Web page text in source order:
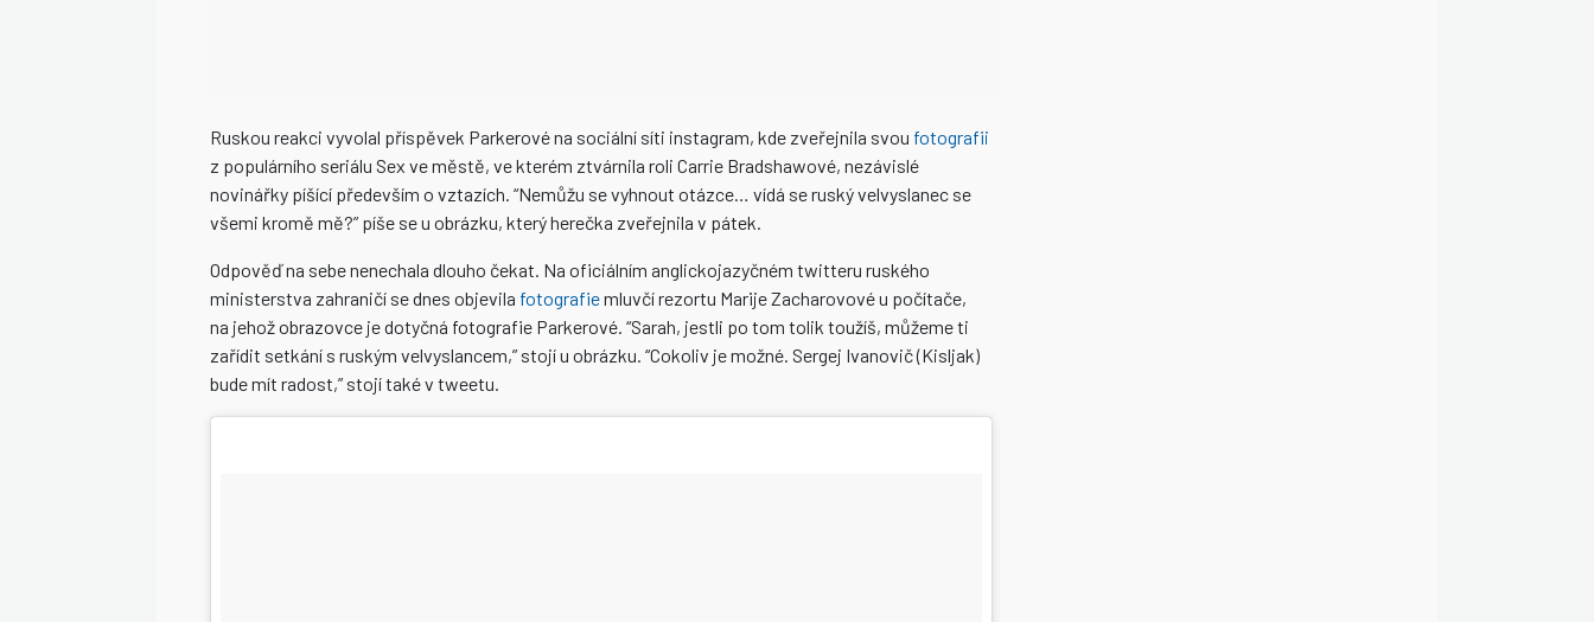
Ruskou reakci vyvolal příspěvek Parkerové na sociální síti instagram, kde zveřejnila svou fotografii
z populárního seriálu Sex ve městě, ve kterém ztvárnila roli Carrie Bradshawové, nezávislé
novinářky píšící především o vztazích. “Nemůžu se vyhnout otázce… vídá se ruský velvyslanec se
všemi kromě mě?” píše se u obrázku, který herečka zveřejnila v pátek.
Odpověď na sebe nenechala dlouho čekat. Na oficiálním anglickojazyčném twitteru ruského
ministerstva zahraničí se dnes objevila fotografiemluvčí rezortu Marije Zacharovové u počítače,
na jehož obrazovce je dotyčná fotografie Parkerové. “Sarah, jestli po tom tolik toužíš, můžeme ti
zařídit setkání s ruským velvyslancem,” stojí u obrázku. “Cokoliv je možné. Sergej Ivanovič (Kisljak)
bude mít radost,” stojí také v tweetu.